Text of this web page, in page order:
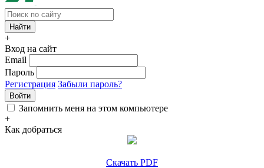
+
Вход на сайт
Email
Пароль
Регистрация Забыли пароль?
Войти
Запомнить меня на этом компьютере
+
Как добраться
Скачать PDF